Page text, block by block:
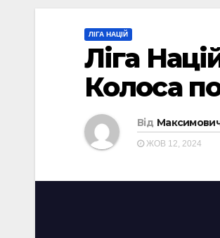
ЛІГА НАЦІЙ
Ліга
Колоса
Від
ЖОВ 12, 2024